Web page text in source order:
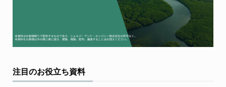
注目のお役立ち資料